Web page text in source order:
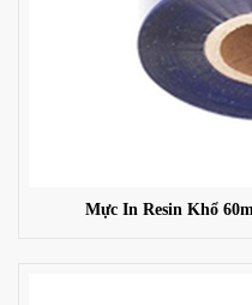
Mực In Resin Khổ